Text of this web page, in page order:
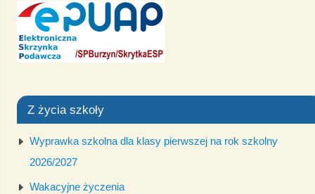
Z życia szkoły
Wyprawka szkolna dla klasy pierwszej na rok szkolny
2026/2027
Wakacyjne życzenia